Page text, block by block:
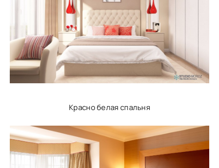
Красно белая спальня